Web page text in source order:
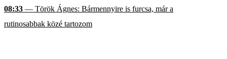
08:33 — Török Ágnes: Bármennyire is furcsa, már a
rutinosabbak közé tartozom